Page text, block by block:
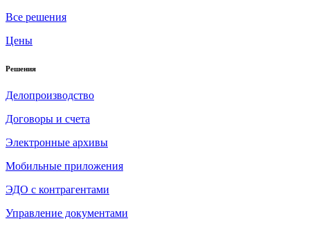
Все решения
Цены
Решения
Делопроизводство
Договоры и счета
Электронные архивы
Мобильные приложения
ЭДО с контрагентами
Управление документами